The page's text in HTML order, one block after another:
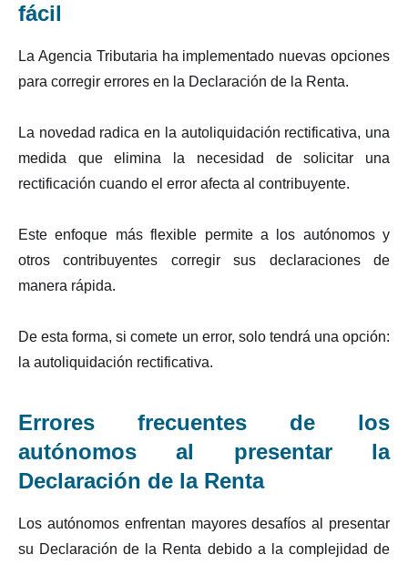
fácil
La Agencia Tributaria ha implementado nuevas opciones
para corregir errores en la Declaración de la Renta.
La novedad radica en la autoliquidación rectificativa, una
medida que elimina la necesidad de solicitar una
rectificación cuando el error afecta al contribuyente.
Este enfoque más flexible permite a los autónomos y
otros contribuyentes corregir sus declaraciones de
manera rápida.
De esta forma, si comete un error, solo tendrá una opción:
la autoliquidación rectificativa.
Errores frecuentes de los
autónomos al presentar la
Declaración de la Renta
Los autónomos enfrentan mayores desafíos al presentar
su Declaración de la Renta debido a la complejidad de